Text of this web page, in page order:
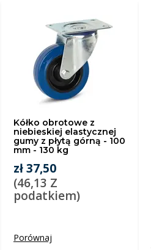
Kółko obrotowe z
niebieskiej elastycznej
gumy z płytą górną - 100
mm - 130 kg
zł 37,50
(46,13 Z
podatkiem)
Porównaj